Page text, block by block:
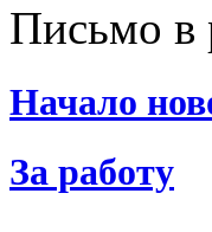
Письмо в
Начало
За работу